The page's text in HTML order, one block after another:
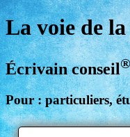
La voie de
Écrivain conseil®
Pour : particuliers,